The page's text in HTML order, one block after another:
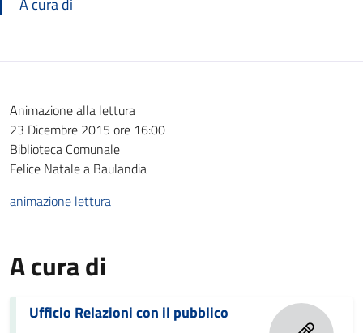
A cura di
Animazione alla lettura
23 Dicembre 2015 ore 16:00
Biblioteca Comunale
Felice Natale a Baulandia
animazione lettura
A cura di
Ufficio Relazioni con il pubblico